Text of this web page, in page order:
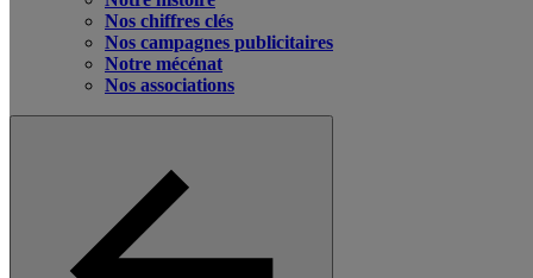
Nos chiffres clés
Nos campagnes publicitaires
Notre mécénat
Nos associations